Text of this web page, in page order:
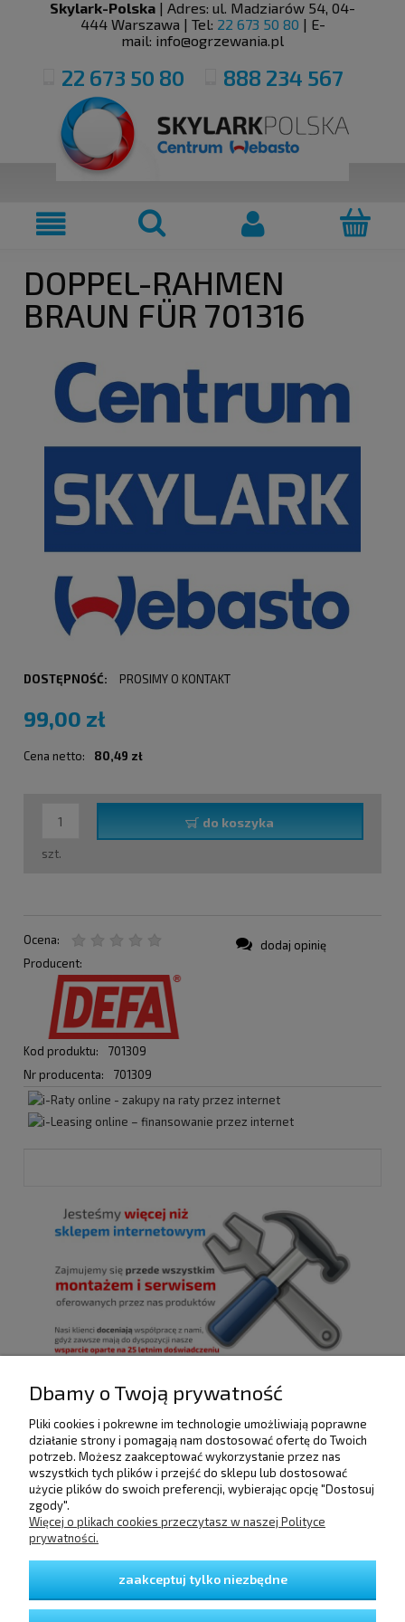
Skylark-Polska | Adres: ul. Madziarów 54, 04-
444 Warszawa | Tel: 22 673 50 80 | E-
mail: info@ogrzewania.pl
22 673 50 80 888 234 567
DOPPEL-RAHMEN
BRAUN FÜR 701316
DOSTĘPNOŚĆ: PROSIMY O KONTAKT
99,00 zł
Cena netto: 80,49 zł
szt.
do koszyka
Ocena:
Producent:
Kod produktu:
701309
Nr producenta:
701309
dodaj opinię
POMOC
DOSTAWA I PŁATNOŚCI
GWARANCJA I ZWROTY
Dbamy o Twoją prywatność
Pliki cookies i pokrewne im technologie umożliwiają poprawne
działanie strony i pomagają nam dostosować ofertę do Twoich
potrzeb. Możesz zaakceptować wykorzystanie przez nas
wszystkich tych plików i przejść do sklepu lub dostosować
użycie plików do swoich preferencji, wybierając opcję "Dostosuj
zgody".
Więcej o plikach cookies przeczytasz w naszej Polityce
prywatności.
zaakceptuj tylko niezbędne